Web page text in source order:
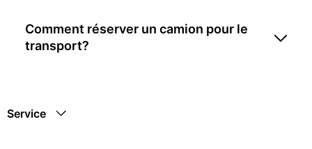
Comment réserver un camion pour le
transport?
Service